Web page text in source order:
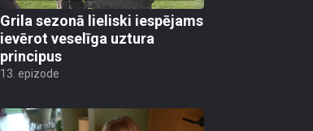
Grila sezonā lieliski iespējams
ievērot veselīga uztura
principus
13. epizode